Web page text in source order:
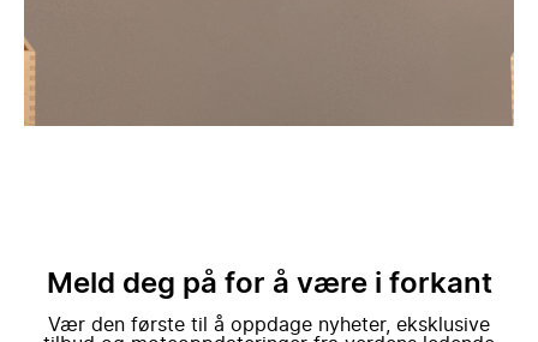
Meld deg på for å være i forkant
Vær den første til å oppdage nyheter, eksklusive